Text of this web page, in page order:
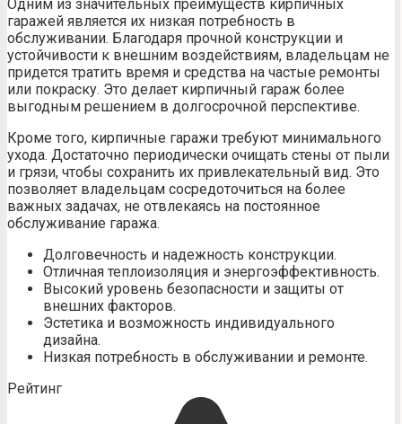
Одним из значительных преимуществ кирпичных
гаражей является их низкая потребность в
обслуживании. Благодаря прочной конструкции и
устойчивости к внешним воздействиям, владельцам не
придется тратить время и средства на частые ремонты
или покраску. Это делает кирпичный гараж более
выгодным решением в долгосрочной перспективе.
Кроме того, кирпичные гаражи требуют минимального
ухода. Достаточно периодически очищать стены от пыли
и грязи, чтобы сохранить их привлекательный вид. Это
позволяет владельцам сосредоточиться на более
важных задачах, не отвлекаясь на постоянное
обслуживание гаража.
Долговечность и надежность конструкции.
Отличная теплоизоляция и энергоэффективность.
Высокий уровень безопасности и защиты от
внешних факторов.
Эстетика и возможность индивидуального
дизайна.
Низкая потребность в обслуживании и ремонте.
Рейтинг